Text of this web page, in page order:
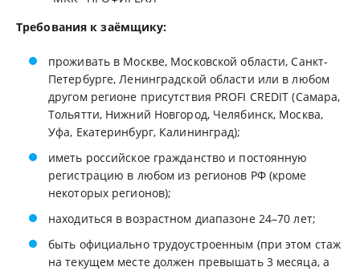
Требования к заёмщику:
проживать в Москве, Московской области, Санкт-
Петербурге, Ленинградской области или в любом
другом регионе присутствия PROFI CREDIT (Самара,
Тольятти, Нижний Новгород, Челябинск, Москва,
Уфа, Екатеринбург, Калининград);
иметь российское гражданство и постоянную
регистрацию в любом из регионов РФ (кроме
некоторых регионов);
находиться в возрастном диапазоне 24–70 лет;
быть официально трудоустроенным (при этом стаж
на текущем месте должен превышать 3 месяца, а